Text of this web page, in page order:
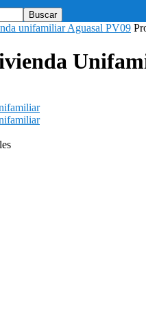
unifamiliar Aguasal PV09